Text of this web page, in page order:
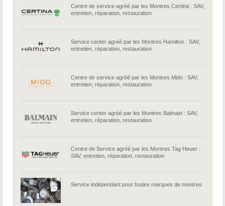
Centre de service agréé par les Montres Certina : SAV,
entretien, réparation, restauration
Service center agréé par les Montres Hamilton : SAV,
entretien, réparation, restauration
Centre de service agréé par les Montres Mido : SAV,
entretien, réparation, restauration
Service center agréé par les Montres Balmain : SAV,
entretien, réparation, restauration
Centre de Service agréé par les Montres Tag Heuer :
SAV, entretien, réparation, restauration
Service indépendant pour toutes marques de montres